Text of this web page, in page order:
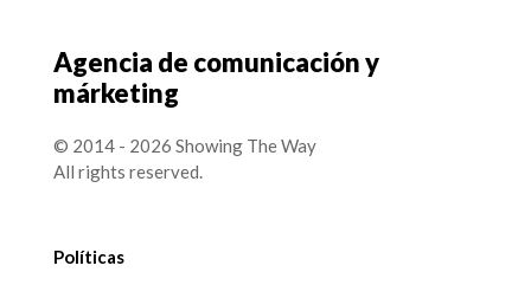
Agencia de comunicación y
márketing
© 2014 - 2026 Showing The Way
All rights reserved.
Políticas